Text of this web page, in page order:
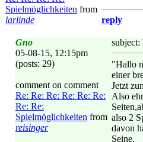
Spielmöglichkeiten from
larlinde
reply
Gno
05-08-15, 12:15pm
(posts: 29)
comment on comment
Re: Re: Re: Re: Re: Re:
Re: Re:
Spielmöglichkeiten from
reisinger
subject:
"Hallo
einer
Jetzt
Also
also 2
davon
Seine.